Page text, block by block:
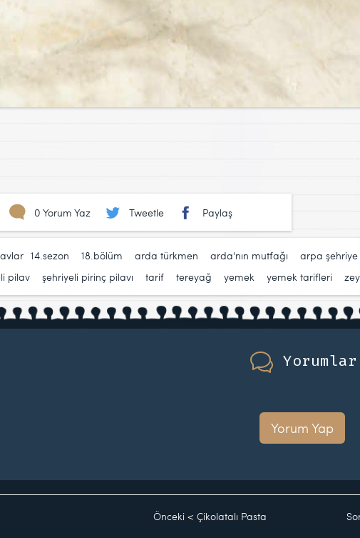
0 Yorum Yaz Tweetle Paylaş
14.sezon 18.bölüm arda türkmen arda'nın mutfağı arpa şehriye
pilav şehriyeli pirinç pilavı tarif tereyağ yemek yemek tarifleri
Yorumlar
Yorum Yap
Önceki < Çikolatalı Pasta